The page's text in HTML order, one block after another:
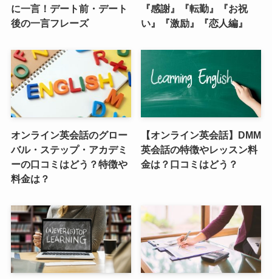
に一言！デート前・デート
後の一言フレーズ
『感謝』『転勤』『お祝
い』『激励』『恋人編』
オンライン英会話のグロー
バル・ステップ・アカデミ
ーの口コミはどう？特徴や
料金は？
【オンライン英会話】DMM
英会話の特徴やレッスン料
金は？口コミはどう？